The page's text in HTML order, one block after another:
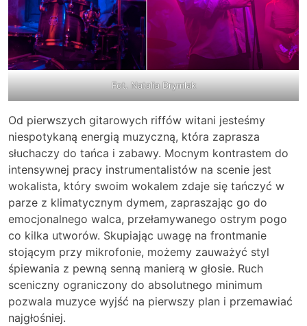
Fot. Natalia Drymlak
Od pierwszych gitarowych riffów witani jesteśmy
niespotykaną energią muzyczną, która zaprasza
słuchaczy do tańca i zabawy. Mocnym kontrastem do
intensywnej pracy instrumentalistów na scenie jest
wokalista, który swoim wokalem zdaje się tańczyć w
parze z klimatycznym dymem, zapraszając go do
emocjonalnego walca, przełamywanego ostrym pogo
co kilka utworów. Skupiając uwagę na frontmanie
stojącym przy mikrofonie, możemy zauważyć styl
śpiewania z pewną senną manierą w głosie. Ruch
sceniczny ograniczony do absolutnego minimum
pozwala muzyce wyjść na pierwszy plan i przemawiać
najgłośniej.